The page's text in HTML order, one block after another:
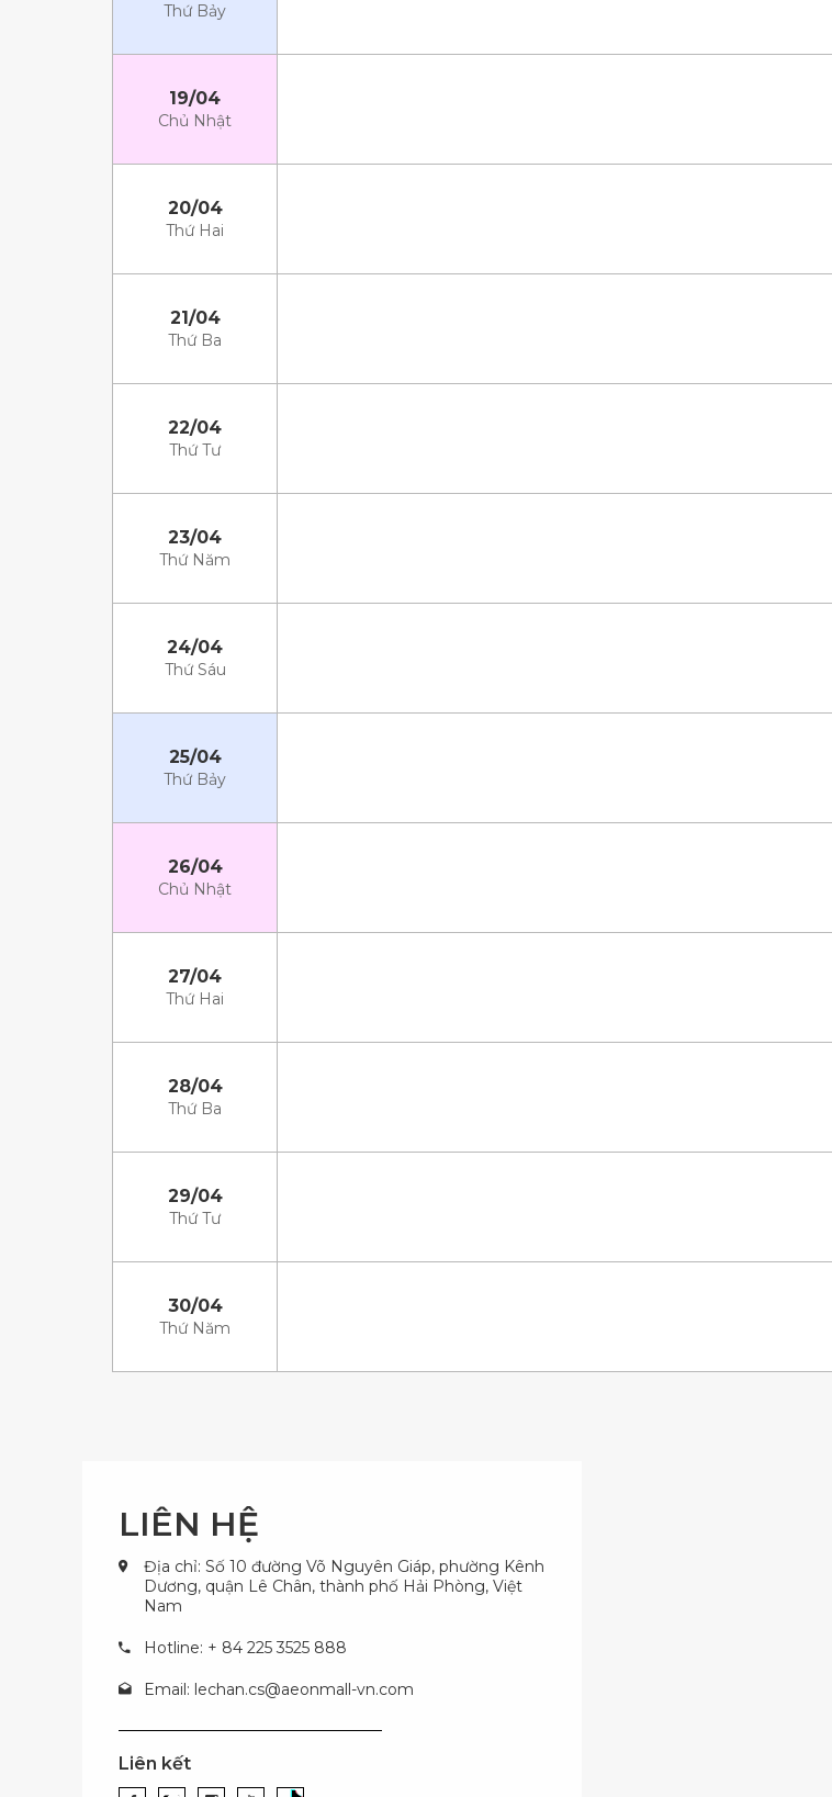
Thứ Bảy
19/04
Chủ Nhật
20/04
Thứ Hai
21/04
Thứ Ba
22/04
Thứ Tư
23/04
Thứ Năm
24/04
Thứ Sáu
25/04
Thứ Bảy
26/04
Chủ Nhật
27/04
Thứ Hai
28/04
Thứ Ba
29/04
Thứ Tư
30/04
Thứ Năm
LIÊN HỆ
Địa chỉ: Số 10 đường Võ Nguyên Giáp, phường Kênh
Dương, quận Lê Chân, thành phố Hải Phòng, Việt
Nam
Hotline: + 84 225 3525 888
Email: lechan.cs@aeonmall-vn.com
Liên kết